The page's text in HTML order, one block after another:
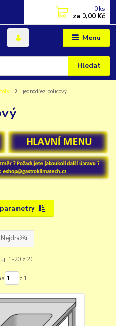
Menu
Hledat
0 ks
za 0,00 Kč
jednodřez policový
Nejdražší
1-20 z 20
z 1